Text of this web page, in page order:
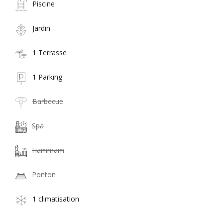
Piscine
Jardin
1 Terrasse
1 Parking
Barbecue
Spa
Hammam
Ponton
1 climatisation